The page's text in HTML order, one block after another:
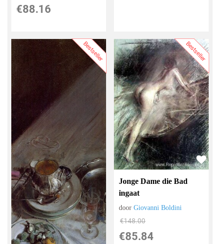
€88.16
Bestseller Bestseller
Jonge Dame die Bad
ingaat
doorGiovanni Boldini
€148.00
€85.84